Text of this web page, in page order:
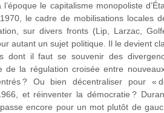
le capitalisme monopoliste
le cadre de mobilisations locales
sur divers fronts (Lip, Larzac,
autant un sujet politique. Il le devient
dont il faut se souvenir des
de la régulation croisée entre
? Ou bien décentraliser pour «
et réinventer la démocratie ?
encore pour un mot plutôt de